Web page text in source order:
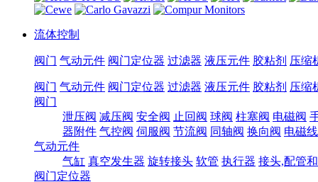
流体控制
阀门 气动元件 阀门定位器 过滤器 液压元件 胶粘剂 压缩
阀门 气动元件 阀门定位器 过滤器 液压元件 胶粘剂 压缩
阀门
泄压阀 减压阀 安全阀 止回阀 球阀 柱塞阀 电磁阀
器附件 气控阀 伺服阀 节流阀 同轴阀 换向阀 电磁
气动元件
气缸 真空发生器 旋转接头 软管 执行器 接头,配管
阀门定位器